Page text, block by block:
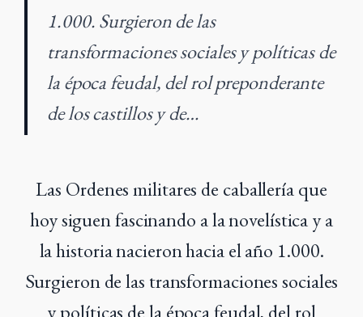
1.000. Surgieron de las
transformaciones sociales y políticas de
la época feudal, del rol preponderante
de los castillos y de…
Las Ordenes militares de caballería que
hoy siguen fascinando a la novelística y a
la historia nacieron hacia el año 1.000.
Surgieron de las transformaciones sociales
y políticas de la época feudal, del rol